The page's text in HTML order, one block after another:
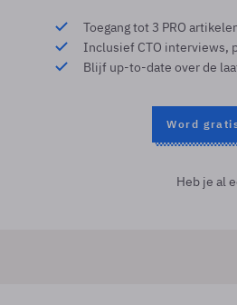
Toegang tot 3 PRO
Inclusief CTO interviews,
Blijf up-to-date over de
Word
Heb je al